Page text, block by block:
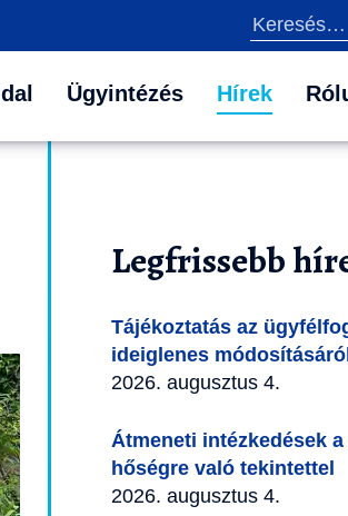
Keresés
Ügyintézés Hírek
Legfrissebb
Tájékoztatás az
ideiglenes módosításáról
2026. augusztus 4.
Átmeneti intézkedések
hőségre való tekintettel
2026. augusztus 4.